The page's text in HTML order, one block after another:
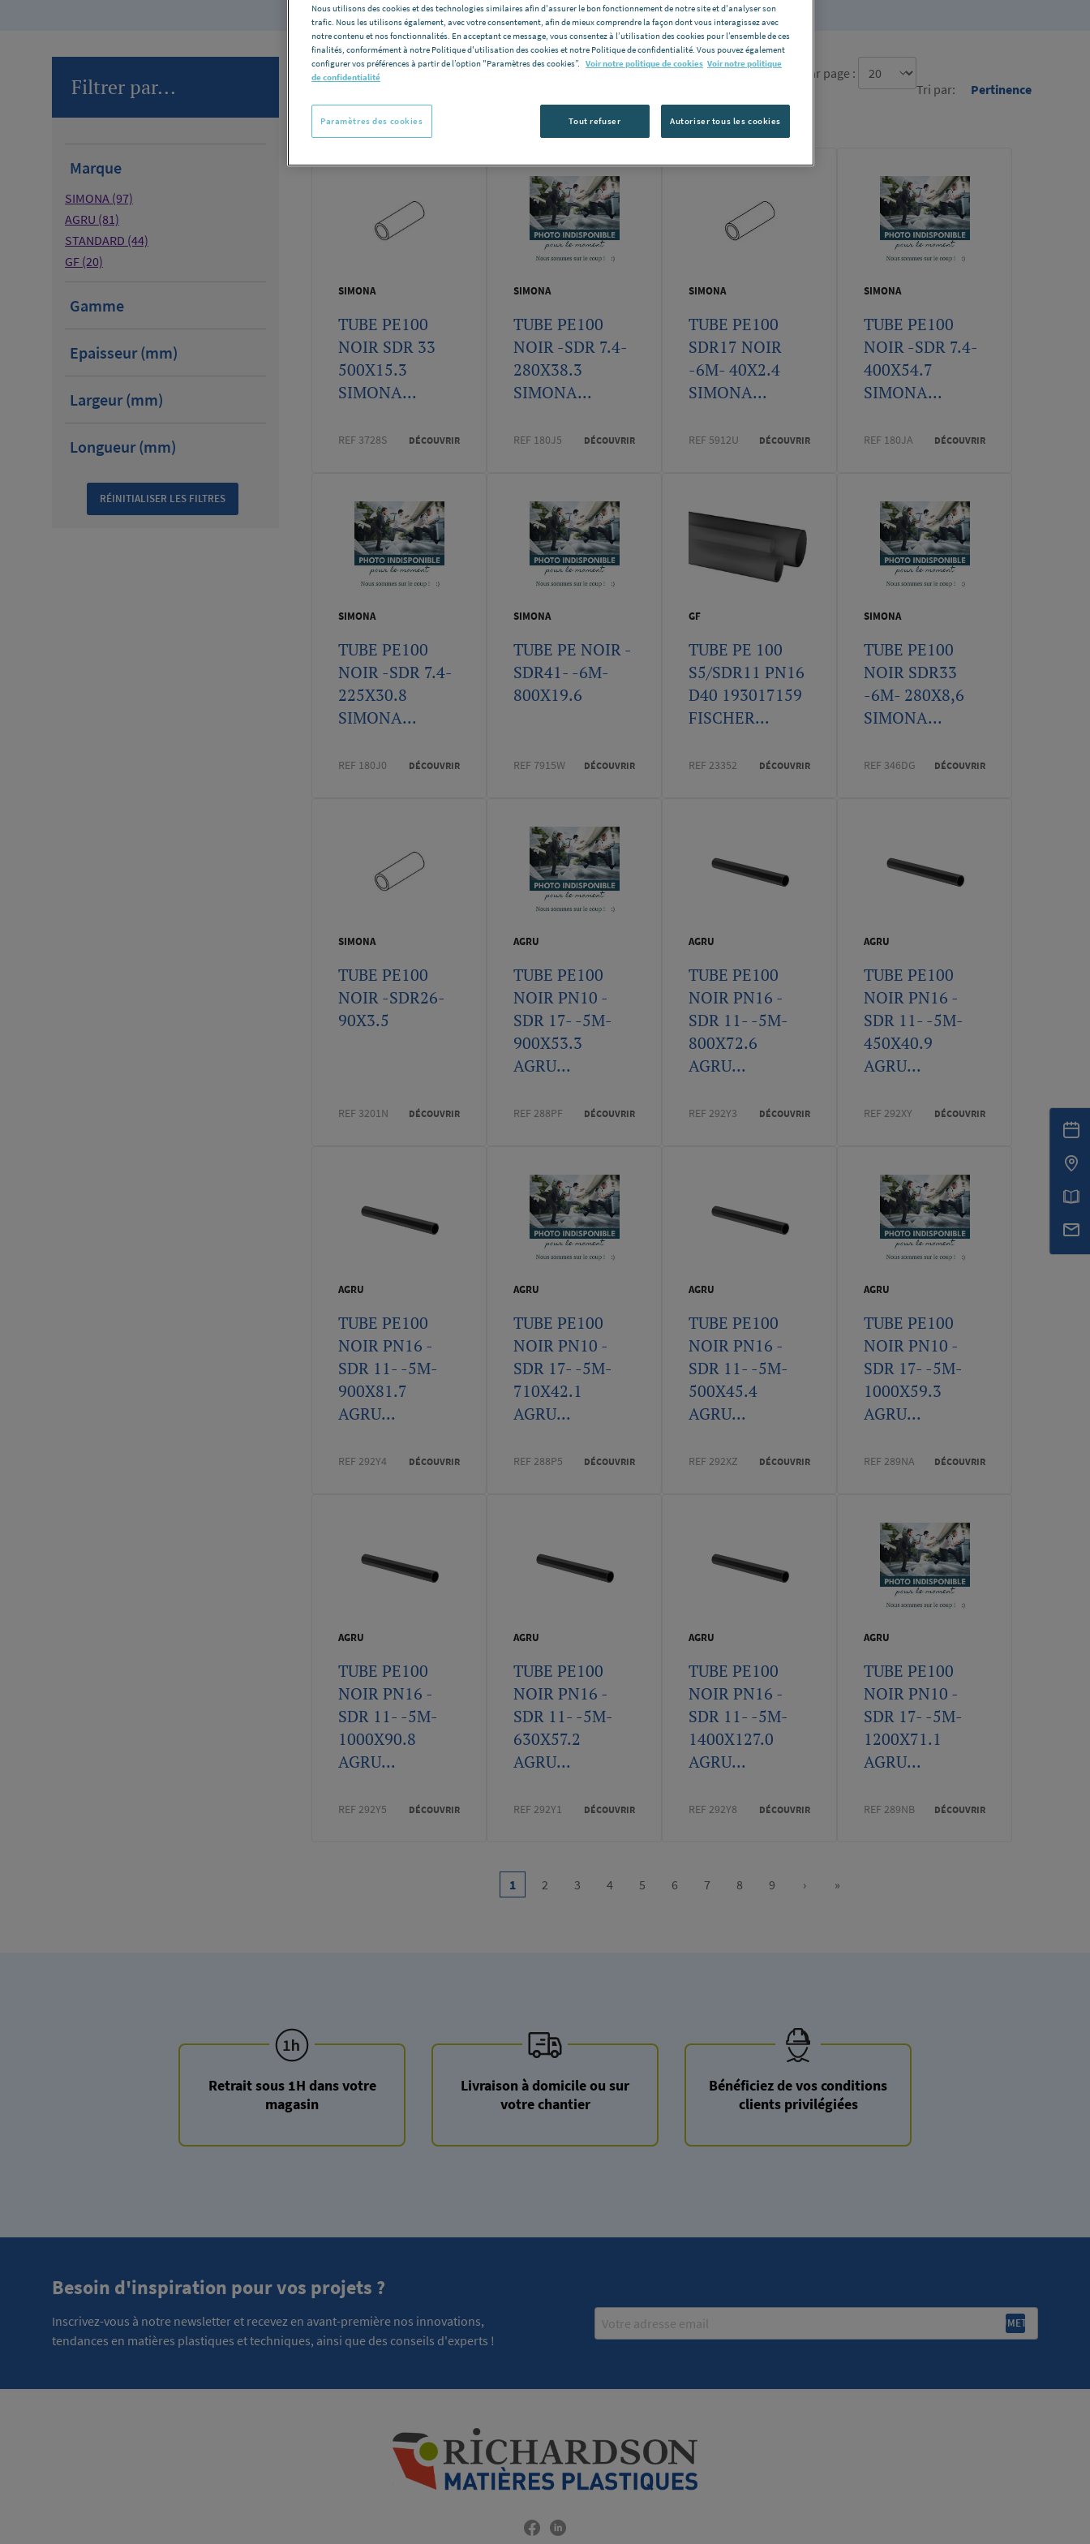
Filtrer par...
Marque
SIMONA (97)
AGRU (81)
STANDARD (44)
GF (20)
Gamme
Epaisseur (mm)
Largeur (mm)
Longueur (mm)
Nombre d'élément par page :
Tri par:
Pertinence
SIMONA
TUBE PE100
NOIR SDR 33
500X15.3
SIMONA...
REF 3728S DÉCOUVRIR
SIMONA
TUBE PE100
NOIR -SDR 7.4-
280X38.3
SIMONA...
REF 180J5 DÉCOUVRIR
SIMONA
TUBE PE100
SDR17 NOIR
-6M- 40X2.4
SIMONA...
REF 5912U DÉCOUVRIR
SIMONA
TUBE PE100
NOIR -SDR 7.4-
400X54.7
SIMONA...
REF 180JA DÉCOUVRIR
SIMONA
TUBE PE100
NOIR -SDR 7.4-
225X30.8
SIMONA...
REF 180J0 DÉCOUVRIR
SIMONA
TUBE PE NOIR -
SDR41- -6M-
800X19.6
REF 7915W DÉCOUVRIR
GF
TUBE PE 100
S5/SDR11 PN16
D40 193017159
FISCHER...
REF 23352 DÉCOUVRIR
SIMONA
TUBE PE100
NOIR SDR33
-6M- 280X8,6
SIMONA...
REF 346DG DÉCOUVRIR
SIMONA
TUBE PE100
NOIR -SDR26-
90X3.5
REF 3201N DÉCOUVRIR
AGRU
TUBE PE100
NOIR PN10 -
SDR 17- -5M-
900X53.3
AGRU...
REF 288PF DÉCOUVRIR
AGRU
TUBE PE100
NOIR PN16 -
SDR 11- -5M-
800X72.6
AGRU...
REF 292Y3 DÉCOUVRIR
AGRU
TUBE PE100
NOIR PN16 -
SDR 11- -5M-
450X40.9
AGRU...
REF 292XY DÉCOUVRIR
AGRU
TUBE PE100
NOIR PN16 -
SDR 11- -5M-
900X81.7
AGRU...
REF 292Y4 DÉCOUVRIR
AGRU
TUBE PE100
NOIR PN10 -
SDR 17- -5M-
710X42.1
AGRU...
REF 288P5 DÉCOUVRIR
AGRU
TUBE PE100
NOIR PN16 -
SDR 11- -5M-
500X45.4
AGRU...
REF 292XZ DÉCOUVRIR
AGRU
TUBE PE100
NOIR PN10 -
SDR 17- -5M-
1000X59.3
AGRU...
REF 289NA DÉCOUVRIR
AGRU
TUBE PE100
NOIR PN16 -
SDR 11- -5M-
1000X90.8
AGRU...
REF 292Y5 DÉCOUVRIR
AGRU
TUBE PE100
NOIR PN16 -
SDR 11- -5M-
630X57.2
AGRU...
REF 292Y1 DÉCOUVRIR
AGRU
TUBE PE100
NOIR PN16 -
SDR 11- -5M-
1400X127.0
AGRU...
REF 292Y8 DÉCOUVRIR
AGRU
TUBE PE100
NOIR PN10 -
SDR 17- -5M-
1200X71.1
AGRU...
REF 289NB DÉCOUVRIR
Current
1 Page
2 Page
3 Page
4 Page
5 Page
6 Page
7 Page
8 Page
9
Next
›
Last
»
Retrait sous 1H dans votre
magasin
Livraison à domicile ou sur
votre chantier
Bénéficiez de vos conditions
clients privilégiées
Besoin d'inspiration pour vos projets ?
Inscrivez-vous à notre newsletter et recevez en avant-première nos innovations,
tendances en matières plastiques et techniques, ainsi que des conseils d'experts !
Email
Nous utilisons des cookies et des technologies similaires afin d'assurer le bon fonctionnement de notre site et d'analyser son
trafic. Nous les utilisons également, avec votre consentement, afin de mieux comprendre la façon dont vous interagissez avec
notre contenu et nos fonctionnalités. En acceptant ce message, vous consentez à l’utilisation des cookies pour l’ensemble de ces
finalités, conformément à notre Politique d'utilisation des cookies et notre Politique de confidentialité. Vous pouvez également
configurer vos préférences à partir de l’option "Paramètres des cookies”.
Voir notre politique de cookies Voir notre politique
de confidentialité
Tout refuser Autoriser tous les cookies
Paramètres des cookies